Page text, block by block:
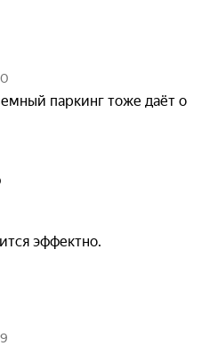
паркинг тоже даёт о
эффектно.